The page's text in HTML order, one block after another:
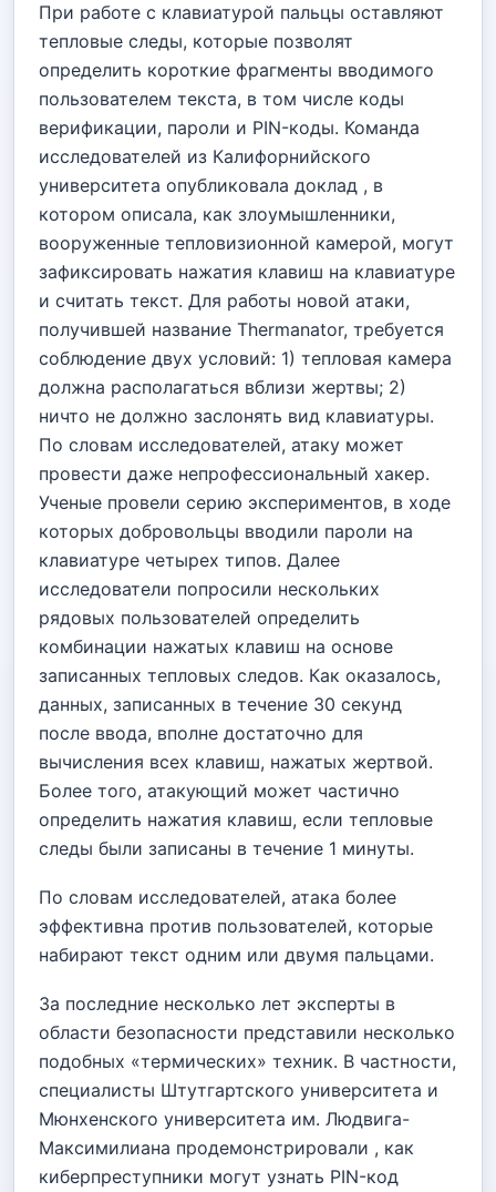
При работе с клавиатурой пальцы оставляют
тепловые следы, которые позволят
определить короткие фрагменты вводимого
пользователем текста, в том числе коды
верификации, пароли и PIN-коды. Команда
исследователей из Калифорнийского
университета опубликовала доклад , в
котором описала, как злоумышленники,
вооруженные тепловизионной камерой, могут
зафиксировать нажатия клавиш на клавиатуре
и считать текст. Для работы новой атаки,
получившей название Thermanator, требуется
соблюдение двух условий: 1) тепловая камера
должна располагаться вблизи жертвы; 2)
ничто не должно заслонять вид клавиатуры.
По словам исследователей, атаку может
провести даже непрофессиональный хакер.
Ученые провели серию экспериментов, в ходе
которых добровольцы вводили пароли на
клавиатуре четырех типов. Далее
исследователи попросили нескольких
рядовых пользователей определить
комбинации нажатых клавиш на основе
записанных тепловых следов. Как оказалось,
данных, записанных в течение 30 секунд
после ввода, вполне достаточно для
вычисления всех клавиш, нажатых жертвой.
Более того, атакующий может частично
определить нажатия клавиш, если тепловые
следы были записаны в течение 1 минуты.
По словам исследователей, атака более
эффективна против пользователей, которые
набирают текст одним или двумя пальцами.
За последние несколько лет эксперты в
области безопасности представили несколько
подобных «термических» техник. В частности,
специалисты Штутгартского университета и
Мюнхенского университета им. Людвига-
Максимилиана продемонстрировали , как
киберпреступники могут узнать PIN-код